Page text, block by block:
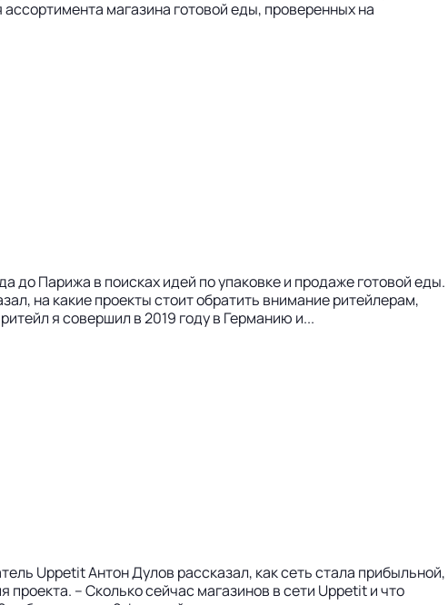
магазина готовой еды, проверенных на
до Парижа в поисках идей по упаковке и продаже готовой еды.
на какие проекты стоит обратить внимание ритейлерам,
я совершил в 2019 году в Германию и...
Uppetit Антон Дулов рассказал, как сеть стала прибыльной,
– Сколько сейчас магазинов в сети Uppetit и что